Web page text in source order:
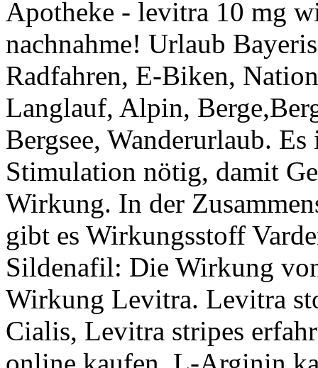
Apotheke - levitra 10 mg
nachnahme! Urlaub
Radfahren, E-Biken,
Langlauf, Alpin,
Bergsee, Wanderurlaub.
Stimulation nötig, damit
Wirkung. In der
gibt es Wirkungsstoff
Sildenafil: Die Wirkung
Wirkung Levitra. Levitra
Cialis, Levitra stripes